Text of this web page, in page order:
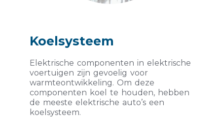
Koelsysteem
Elektrische componenten in elektrische
voertuigen zijn gevoelig voor
warmteontwikkeling. Om deze
componenten koel te houden, hebben
de meeste elektrische auto’s een
koelsysteem.